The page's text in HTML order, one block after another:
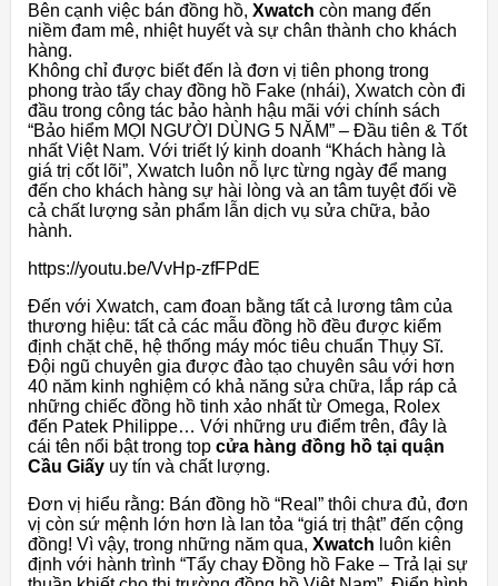
Bên cạnh việc bán đồng hồ, Xwatch còn mang đến
niềm đam mê, nhiệt huyết và sự chân thành cho khách
hàng.
Không chỉ được biết đến là đơn vị tiên phong trong
phong trào tẩy chay đồng hồ Fake (nhái), Xwatch còn đi
đầu trong công tác bảo hành hậu mãi với chính sách
“Bảo hiểm MỌI NGƯỜI DÙNG 5 NĂM” – Đầu tiên & Tốt
nhất Việt Nam. Với triết lý kinh doanh “Khách hàng là
giá trị cốt lõi”, Xwatch luôn nỗ lực từng ngày để mang
đến cho khách hàng sự hài lòng và an tâm tuyệt đối về
cả chất lượng sản phẩm lẫn dịch vụ sửa chữa, bảo
hành.
https://youtu.be/VvHp-zfFPdE
Đến với Xwatch, cam đoan bằng tất cả lương tâm của
thương hiệu: tất cả các mẫu đồng hồ đều được kiểm
định chặt chẽ, hệ thống máy móc tiêu chuẩn Thụy Sĩ.
Đội ngũ chuyên gia được đào tạo chuyên sâu với hơn
40 năm kinh nghiệm có khả năng sửa chữa, lắp ráp cả
những chiếc đồng hồ tinh xảo nhất từ ​​Omega, Rolex
đến Patek Philippe… Với những ưu điểm trên, đây là
cái tên nổi bật trong top cửa hàng đồng hồ tại quận
Cầu Giấy uy tín và chất lượng.
Đơn vị hiểu rằng: Bán đồng hồ “Real” thôi chưa đủ, đơn
vị còn sứ mệnh lớn hơn là lan tỏa “giá trị thật” đến cộng
đồng! Vì vậy, trong những năm qua, Xwatch luôn kiên
định với hành trình “Tẩy chay Đồng hồ Fake – Trả lại sự